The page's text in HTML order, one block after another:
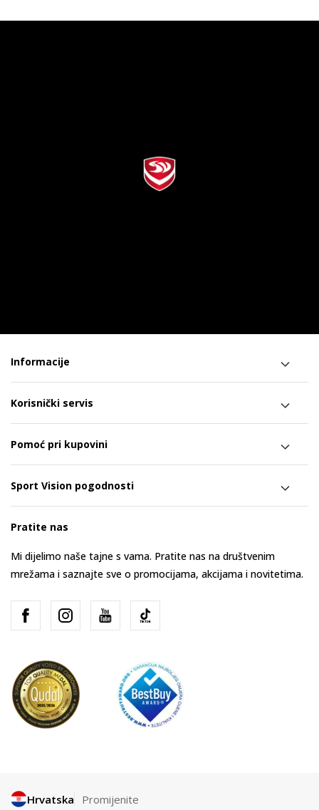
Informacije
Korisnički servis
Pomoć pri kupovini
Sport Vision pogodnosti
Pratite nas
Mi dijelimo naše tajne s vama. Pratite nas na društvenim
mrežama i saznajte sve o promocijama, akcijama i novitetima.
Hrvatska Promijenite